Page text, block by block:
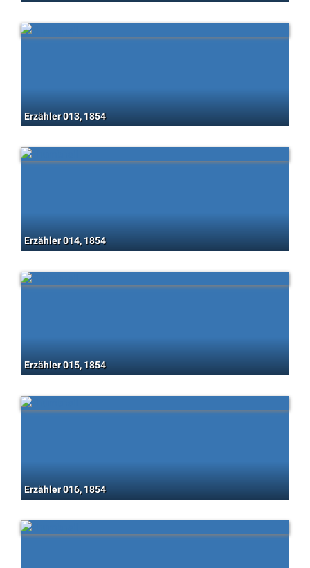
Erzähler 013, 1854
Erzähler 014, 1854
Erzähler 015, 1854
Erzähler 016, 1854